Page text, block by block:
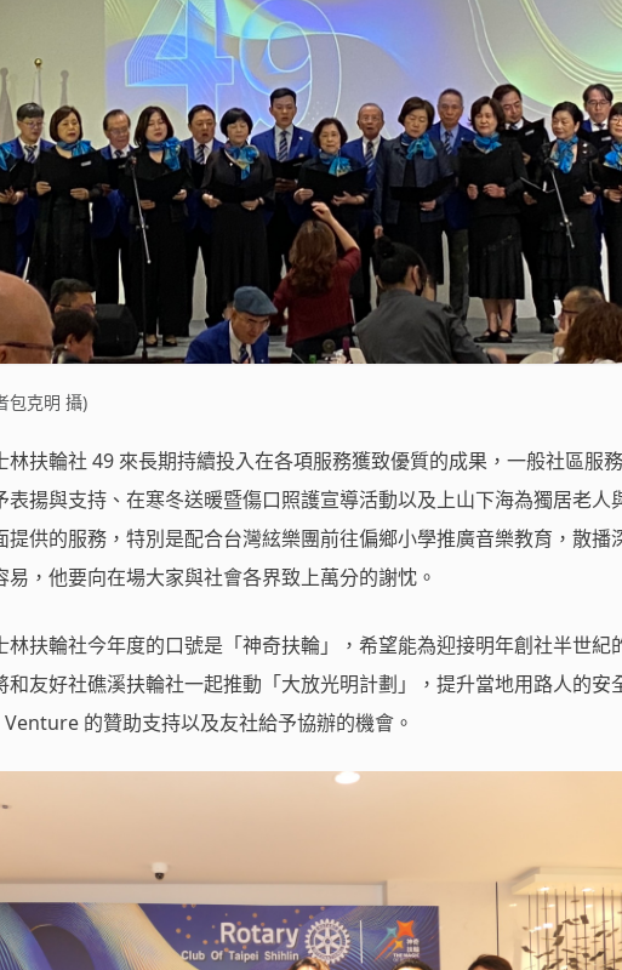
包克明 攝)
林扶輪社 49 來長期持續投入在各項服務獲致優質的成果，一般社區服
表揚與支持、在寒冬送暖暨傷口照護宣導活動以及上山下海為獨居老人
提供的服務，特別是配合台灣絃樂團前往偏鄉小學推廣音樂教育，散播
，他要向在場大家與社會各界致上萬分的謝忱。
林扶輪社今年度的口號是「神奇扶輪」，希望能為迎接明年創社半世紀
和友好社礁溪扶輪社一起推動「大放光明計劃」，提升當地用路人的安
的贊助支持以及友社給予協辦的機會。